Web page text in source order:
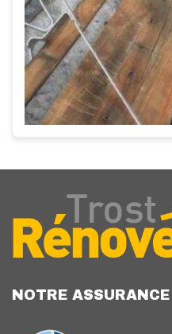
NOTRE ASSURANCE